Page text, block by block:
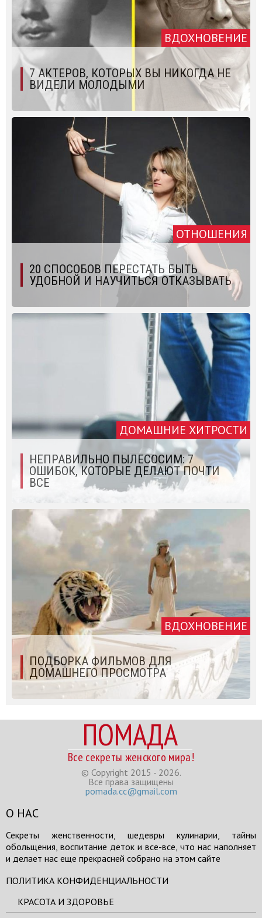
ВДОХНОВЕНИЕ
7 АКТЕРОВ, КОТОРЫХ ВЫ НИКОГДА НЕ
ВИДЕЛИ МОЛОДЫМИ
ОТНОШЕНИЯ
20 СПОСОБОВ ПЕРЕСТАТЬ БЫТЬ
УДОБНОЙ И НАУЧИТЬСЯ ОТКАЗЫВАТЬ
ДОМАШНИЕ ХИТРОСТИ
НЕПРАВИЛЬНО ПЫЛЕСОСИМ: 7
ОШИБОК, КОТОРЫЕ ДЕЛАЮТ ПОЧТИ
ВСЕ
ВДОХНОВЕНИЕ
ПОДБОРКА ФИЛЬМОВ ДЛЯ
ДОМАШНЕГО ПРОСМОТРА
ПОМАДА
Все секреты женского мира!
© Copyright 2015 - 2026.
Все права защищены
pomada.cc@gmail.com
О НАС
Секреты женственности, шедевры кулинарии, тайны
обольщения, воспитание деток и все-все, что нас наполняет
и делает нас еще прекрасней собрано на этом сайте
ПОЛИТИКА КОНФИДЕНЦИАЛЬНОСТИ
КРАСОТА И ЗДОРОВЬЕ